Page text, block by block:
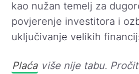
kao nužan temelj za
povjerenje investitora i
uključivanje velikih
Plaćaviše nije tabu.